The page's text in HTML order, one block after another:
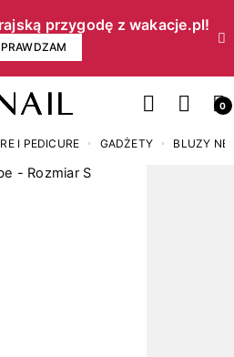
przygodę z wakacje.pl!​
0
I PEDICURE GADŻETY BLUZY